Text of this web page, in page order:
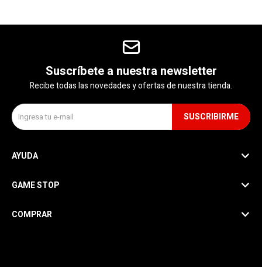
Suscríbete a nuestra newsletter
Recibe todas las novedades y ofertas de nuestra tienda.
SUSCRIBIRME
AYUDA
GAME STOP
COMPRAR